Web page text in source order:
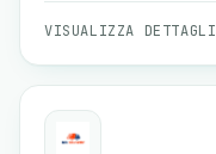
VISUALIZZA DETTAGLI